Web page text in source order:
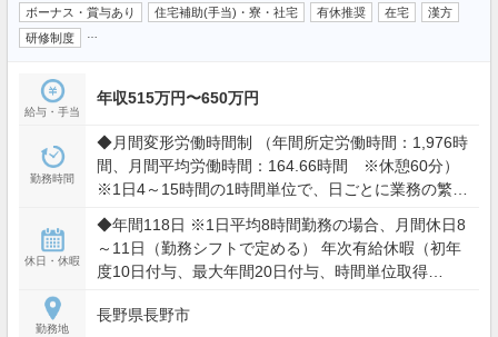
ボーナス・賞与あり
住宅補助(手当)・寮・社宅 有休推奨 在宅
漢方
研修制度
給与・手当
年収515万円〜650万円
勤務時間
◆月間変形労働時間制 （年間所定労働時間：1,976時
間、月間平均労働時間：164.66時間 ※休憩60分）
※1日4～15時間の1時間単位で、日ごとに業務の繁閑
り所定時間外労働に従事（全社平均残業時間12～15
時間/月）
休日・休暇
◆年間118日 ※1日平均8時間勤務の場合、月間休日8
～11日（勤務シフトで定める） 年次有給休暇（初年
度10日付与、最大年間20日付与、時間単位取得
勤務地
長野県長野市